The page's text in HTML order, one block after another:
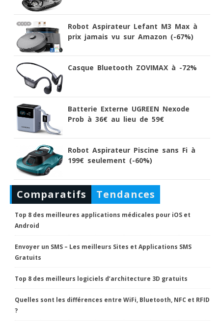
Robot Aspirateur Lefant M3 Max à
prix jamais vu sur Amazon (-67%)
Casque Bluetooth ZOVIMAX à -72%
Batterie Externe UGREEN Nexode
Prob à 36€ au lieu de 59€
Robot Aspirateur Piscine sans Fi à
199€ seulement (-60%)
Comparatifs Tendances
Top 8 des meilleures applications médicales pour iOS et
Android
Envoyer un SMS – Les meilleurs Sites et Applications SMS
Gratuits
Top 8 des meilleurs logiciels d’architecture 3D gratuits
Quelles sont les différences entre WiFi, Bluetooth, NFC et RFID
?